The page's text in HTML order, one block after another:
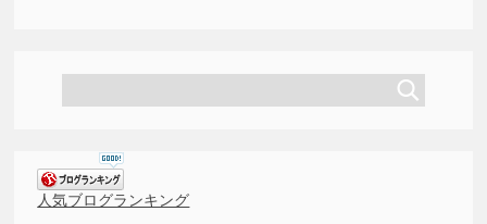
人気ブログランキング